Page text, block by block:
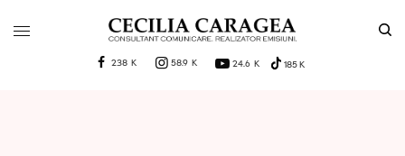
238 K 58.9 K 24.6 K 185 K